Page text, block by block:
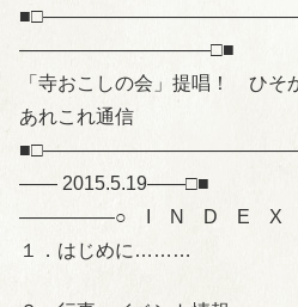
――――――――――□■
「寺おこしの会」提唱！ ひ
あれこれ通信
―― 2015.5.19――□■
—————○ I N D E X
１．はじめに………